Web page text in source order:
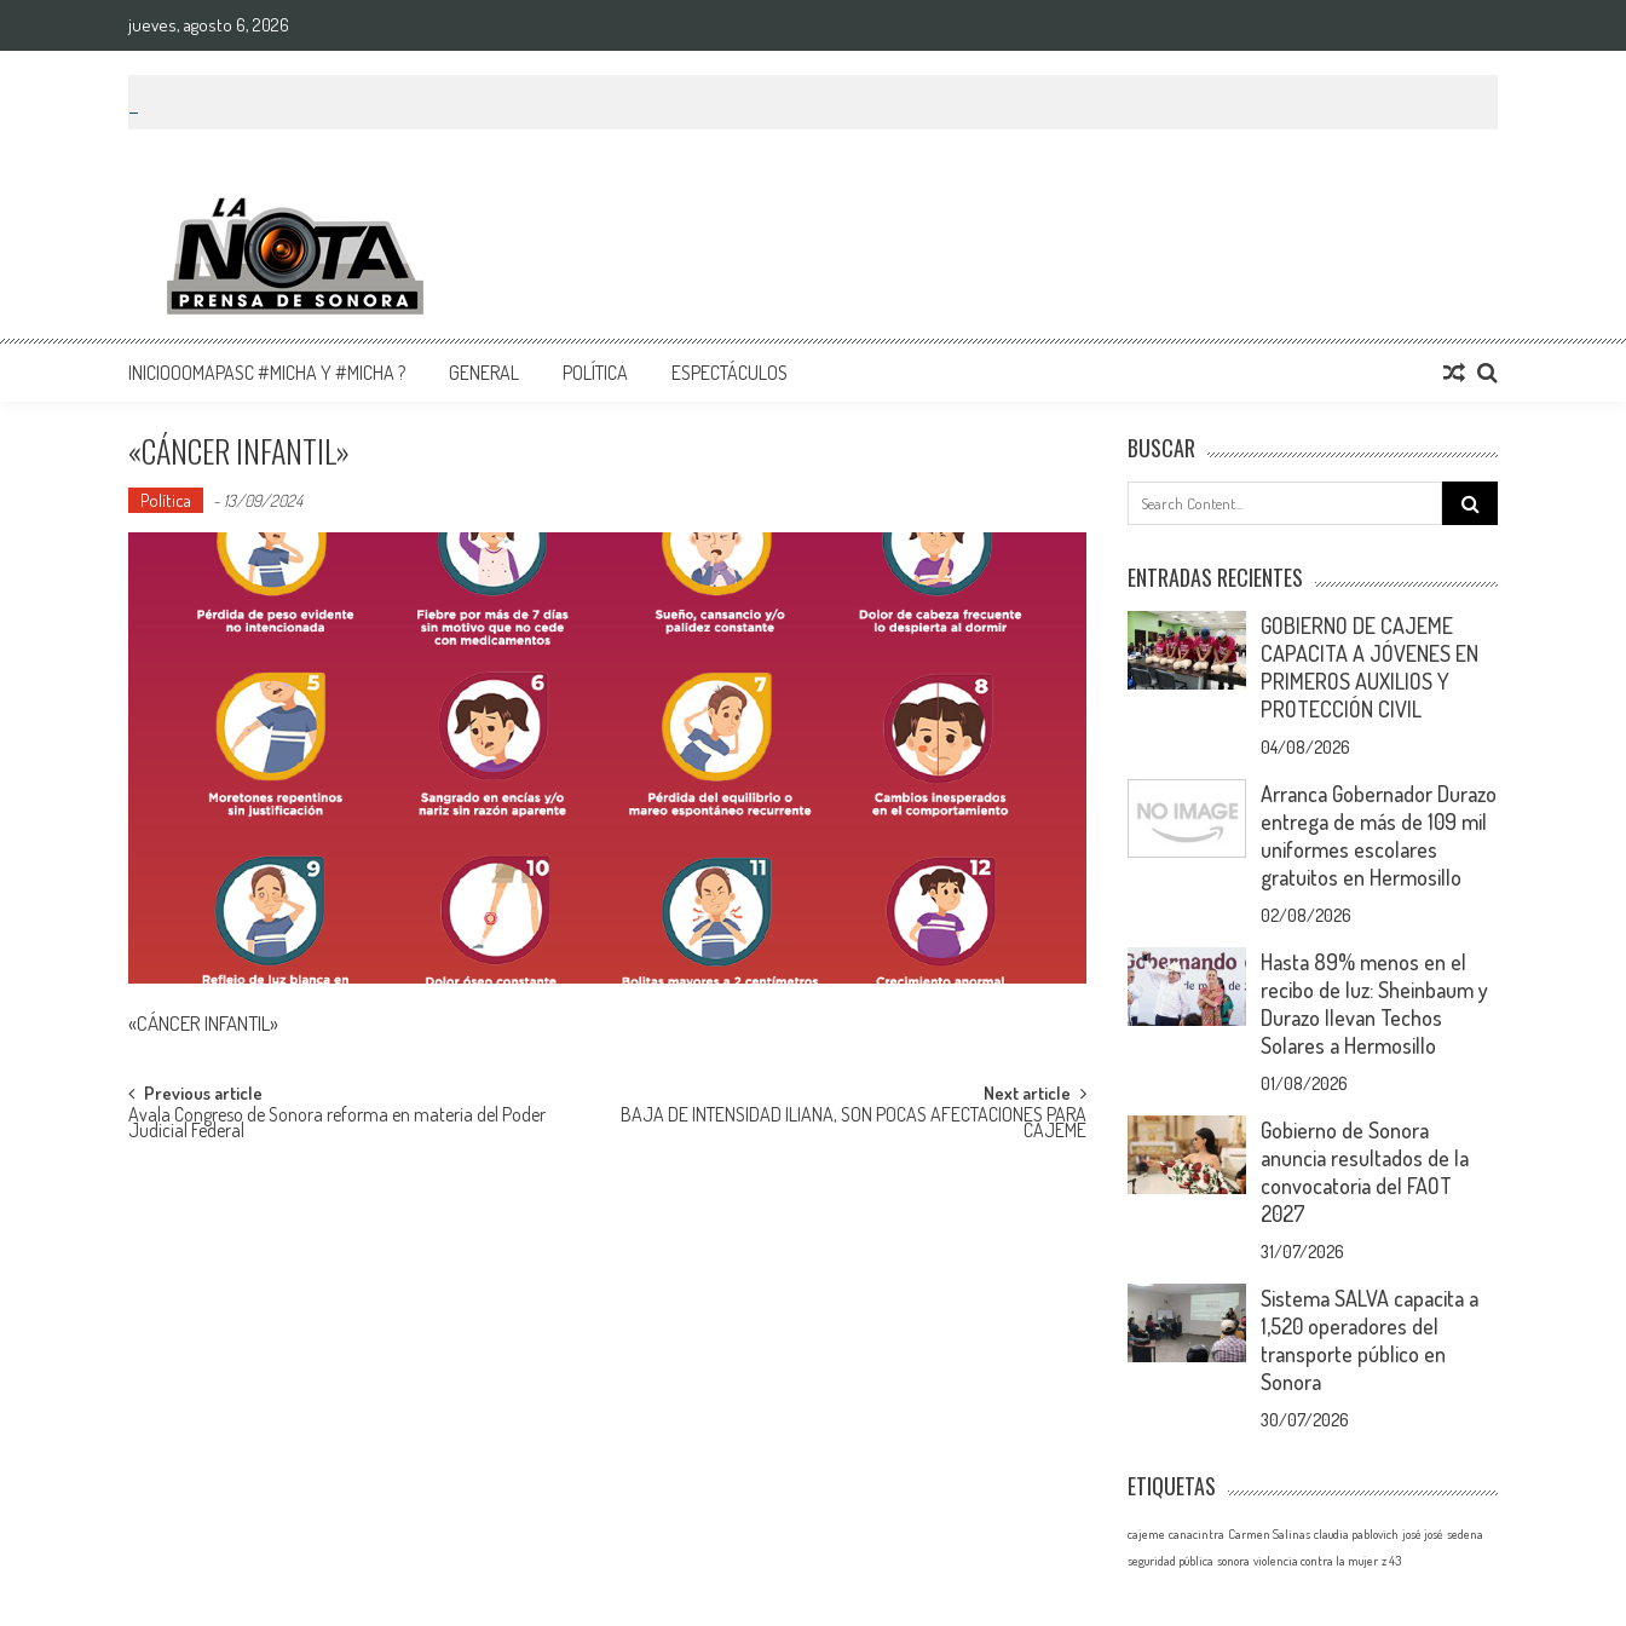
jueves, agosto 6, 2026
La Nota Prensa De Sonora
Noticias del día
INICIOOOMAPASC #MICHA Y #MICHA ? GENERAL POLÍTICA ESPECTÁCULOS
«CÁNCER INFANTIL»
Política - 13/09/2024
«CÁNCER INFANTIL»
Post
navigation
Previous article
Avala Congreso de Sonora reforma en materia del Poder
Judicial Federal
Next article
BAJA DE INTENSIDAD ILIANA, SON POCAS AFECTACIONES PARA
CAJEME
BUSCAR
Search
for:
ENTRADAS RECIENTES
GOBIERNO DE CAJEME
CAPACITA A JÓVENES EN
PRIMEROS AUXILIOS Y
PROTECCIÓN CIVIL
04/08/2026
Arranca Gobernador Durazo
entrega de más de 109 mil
uniformes escolares
gratuitos en Hermosillo
02/08/2026
Hasta 89% menos en el
recibo de luz: Sheinbaum y
Durazo llevan Techos
Solares a Hermosillo
01/08/2026
Gobierno de Sonora
anuncia resultados de la
convocatoria del FAOT
2027
31/07/2026
Sistema SALVA capacita a
1,520 operadores del
transporte público en
Sonora
30/07/2026
ETIQUETAS
cajeme canacintra Carmen Salinas claudia pablovich josé josé sedena
seguridad pública sonora violencia contra la mujer z 43